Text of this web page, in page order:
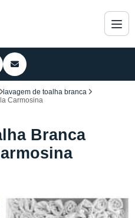
lavagem de toalha branca
Carmosina
Branca